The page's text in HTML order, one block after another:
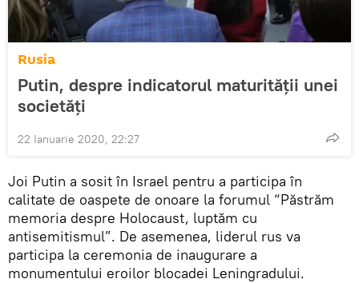
Rusia
Putin, despre indicatorul maturității unei
societăți
22 Ianuarie 2020, 22:27
Joi Putin a sosit în Israel pentru a participa în
calitate de oaspete de onoare la forumul “Păstrăm
memoria despre Holocaust, luptăm cu
antisemitismul”. De asemenea, liderul rus va
participa la ceremonia de inaugurare a
monumentului eroilor blocadei Leningradului.